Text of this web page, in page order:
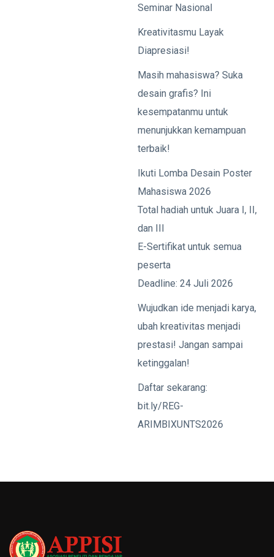
Seminar Nasional
Kreativitasmu Layak
Diapresiasi!
Masih mahasiswa? Suka
desain grafis? Ini
kesempatanmu untuk
menunjukkan kemampuan
terbaik!
Ikuti Lomba Desain Poster
Mahasiswa 2026
Total hadiah untuk Juara I, II,
dan III
E-Sertifikat untuk semua
peserta
Deadline: 24 Juli 2026
Wujudkan ide menjadi karya,
ubah kreativitas menjadi
prestasi! Jangan sampai
ketinggalan!
Daftar sekarang:
bit.ly/REG-
ARIMBIXUNTS2026